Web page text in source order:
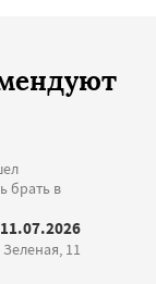
брать в
11